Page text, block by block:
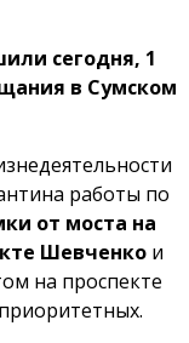
сегодня, 1
в Сумском
работы по
от моста на
Шевченко и
на проспекте